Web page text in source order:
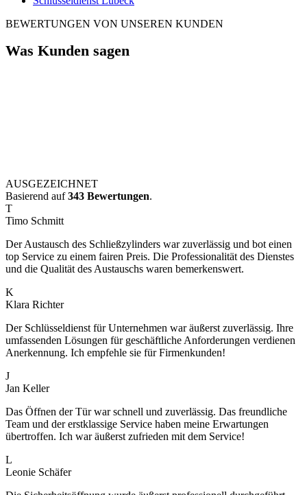
BEWERTUNGEN VON UNSEREN KUNDEN
Was Kunden sagen
AUSGEZEICHNET
Basierend auf343 Bewertungen.
T
Timo Schmitt
Der Austausch des Schließzylinders war zuverlässig und bot einen
top Service zu einem fairen Preis. Die Professionalität des Dienstes
und die Qualität des Austauschs waren bemerkenswert.
K
Klara Richter
Der Schlüsseldienst für Unternehmen war äußerst zuverlässig. Ihre
umfassenden Lösungen für geschäftliche Anforderungen verdienen
Anerkennung. Ich empfehle sie für Firmenkunden!
J
Jan Keller
Das Öffnen der Tür war schnell und zuverlässig. Das freundliche
Team und der erstklassige Service haben meine Erwartungen
übertroffen. Ich war äußerst zufrieden mit dem Service!
L
Leonie Schäfer